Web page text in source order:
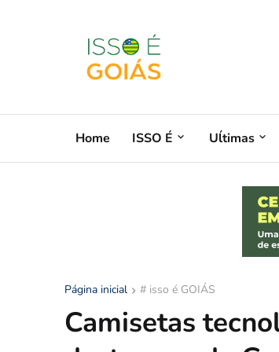
Home ISSO É Uĺtimas
Página inicial # isso é GOIÁS
Camisetas